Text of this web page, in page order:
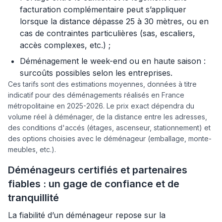
facturation complémentaire peut s’appliquer
lorsque la distance dépasse 25 à 30 mètres, ou en
cas de contraintes particulières (sas, escaliers,
accès complexes, etc.) ;
Déménagement le week-end ou en haute saison :
surcoûts possibles selon les entreprises.
Ces tarifs sont des estimations moyennes, données à titre
indicatif pour des déménagements réalisés en France
métropolitaine en 2025-2026. Le prix exact dépendra du
volume réel à déménager, de la distance entre les adresses,
des conditions d'accés (étages, ascenseur, stationnement) et
des options choisies avec le déménageur (emballage, monte-
meubles, etc.).
Déménageurs certifiés et partenaires
fiables : un gage de confiance et de
tranquillité
La fiabilité d’un déménageur repose sur la